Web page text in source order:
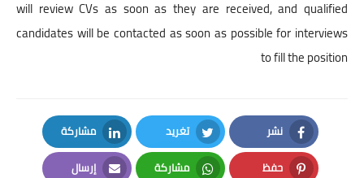
will review CVs as soon as they are received, and qualified
candidates will be contacted as soon as possible for interviews
to fill the position
نشر
Facebook
تغريد
Twitter
مشاركة
LinkedIn
حفظ مشاركة إرسال